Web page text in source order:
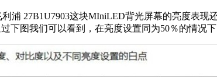
浦 27B1U7903这块MIniLED背光屏幕的亮度表
下图我们可以看到，在亮度设置同为50％的情况